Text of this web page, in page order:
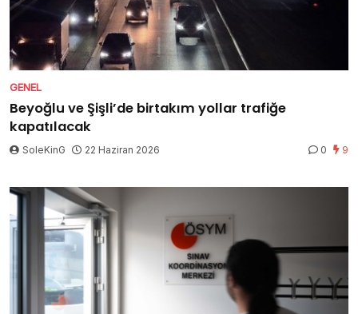
GENEL
Beyoğlu ve Şişli’de birtakım yollar trafiğe
kapatılacak
SoleKinG 22 Haziran 2026 0 9